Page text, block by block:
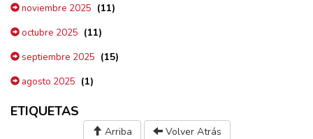
noviembre 2025 (11)
octubre 2025 (11)
septiembre 2025 (15)
agosto 2025 (1)
ETIQUETAS
Arriba Volver Atrás